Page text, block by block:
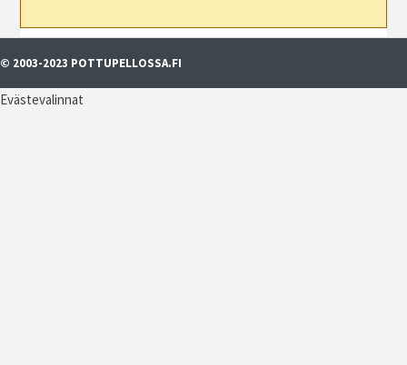
© 2003-2023 POTTUPELLOSSA.FI
Evästevalinnat